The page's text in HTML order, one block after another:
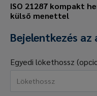
ISO 21287 kompakt
külső menettel
Bejelentkezés
Egyedi lökethossz